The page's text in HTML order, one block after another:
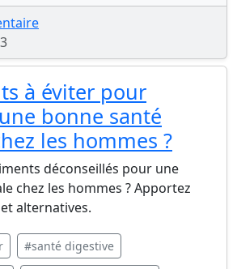
à éviter pour
bonne santé
les hommes ?
déconseillés pour une
chez les hommes ? Apportez
alternatives.
#santé digestive